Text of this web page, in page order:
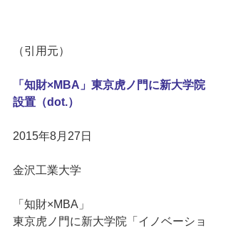
（引用元）
「知財×MBA」東京虎ノ門に新大学院
設置（dot.）
2015年8月27日
金沢工業大学
「知財×MBA」
東京虎ノ門に新大学院「イノベーショ